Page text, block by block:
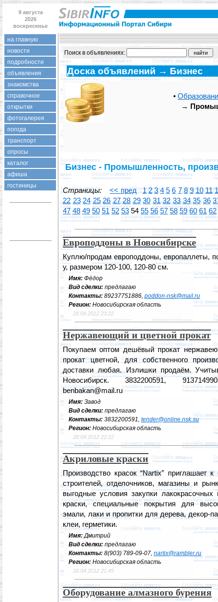
9 августа
2026
воскресенье
на главную
новости
подробности
объявления
знакомства
справочное
открытки
фотогалерея
погода
транспорт
опросы
каталог
афиша
гостиницы
Поиск в объявлениях:
Доска объявлений → Бизнес
•
→
Бизнес - Промышленность,
Страницы: << пред 1 2 3 4 5 6 7 8 9 10 11
22 23 24 25 26 27 28 29 30 31 32 33 34 35 36
47 48 49 50 51 52 53 54 55 56 57 58 59 60 61 62
Европоддоны в Новосибирске
Куплю/продам европоддоны, европаллеты,
у, размером 120-100, 120-80 см.
Имя: Фёдор
Вид сделки: предлагаю
Контакты: 89237751886, poddon-nsk@mail.ru
Регион: Новосибирская область
28.04.2012 23:22
Нержавеющий и цветной прокат
Покупаем оптом дешёвый прокат
прокат цветной, для собственного
доставки любая. Излишки продаём.
Новосибирск. 3832200591,
benbakan@mail.ru
Имя: Завод
Вид сделки: предлагаю
Контакты: 3832200591, tender@online.nsk.su
Регион: Новосибирская область
28.04.2012 22:22
Акриловые краски
Производство красок “Nartix” приглашает к
строителей, отделочников, магазины и
выгодные условия закупки лакокрасочных
краски, специальные покрытия для
эмали, лаки и пропитки для дерева, декор-
клеи, герметики.
Имя:Дмитрий
Вид сделки: предлагаю
Контакты: 8(903) 789-09-07, nartix@rambler.ru
Регион: Новосибирская область
26.04.2012 21:45
Оборудование алмазного бурения